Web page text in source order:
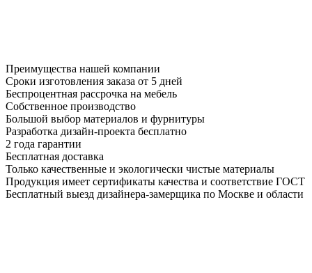
Преимущества нашей компании
Сроки изготовления заказа от 5 дней
Беспроцентная рассрочка на мебель
Собственное производство
Большой выбор материалов и фурнитуры
Разработка дизайн-проекта бесплатно
2 года гарантии
Бесплатная доставка
Только качественные и экологически чистые материалы
Продукция имеет сертификаты качества и соответствие ГОСТ
Бесплатный выезд дизайнера-замерщика по Москве и области